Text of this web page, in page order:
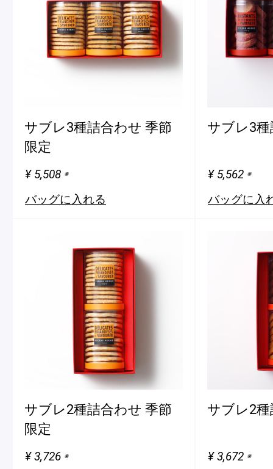
サブレ3種詰合わせ 季節
限定
¥ 5,508 ※
バッグに入れる
サブレ3
¥ 5,562 ※
バッグに入
サブレ2種詰合わせ 季節
限定
¥ 3,726 ※
サブレ2
¥ 3,672 ※